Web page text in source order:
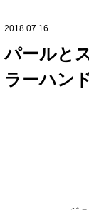
2018 07 16
パールと
ラーハン